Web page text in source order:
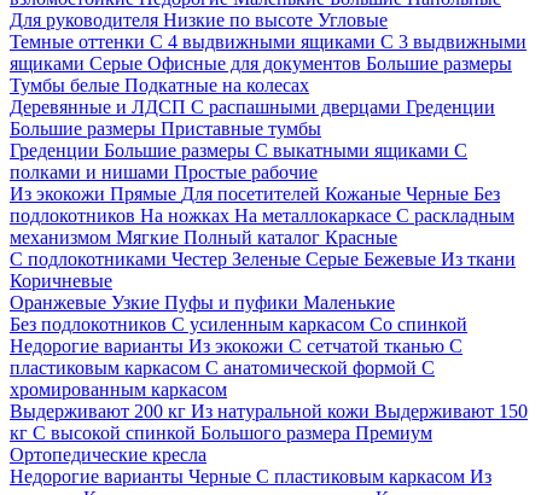
Для руководителя Низкие по высоте Угловые
Темные оттенки С 4 выдвижными ящиками С 3 выдвижными
ящиками Серые Офисные для документов Большие размеры
Тумбы белые Подкатные на колесах
Деревянные и ЛДСП С распашными дверцами Греденции
Большие размеры Приставные тумбы
Греденции Большие размеры С выкатными ящиками С
полками и нишами Простые рабочие
Из экокожи Прямые Для посетителей Кожаные Черные Без
подлокотников На ножках На металлокаркасе С раскладным
механизмом Мягкие Полный каталог Красные
С подлокотниками Честер Зеленые Серые Бежевые Из ткани
Коричневые
Оранжевые Узкие Пуфы и пуфики Маленькие
Без подлокотников С усиленным каркасом Со спинкой
Недорогие варианты Из экокожи С сетчатой тканью С
пластиковым каркасом С анатомической формой С
хромированным каркасом
Выдерживают 200 кг Из натуральной кожи Выдерживают 150
кг С высокой спинкой Большого размера Премиум
Ортопедические кресла
Недорогие варианты Черные С пластиковым каркасом Из